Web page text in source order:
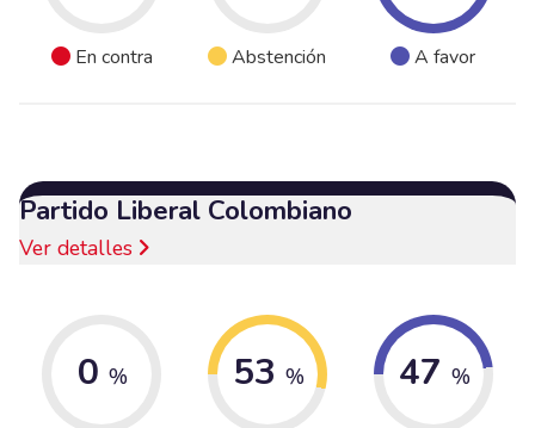
En contra Abstención A favor
Partido Liberal Colombiano
Ver detalles
0 % 53 % 47 %